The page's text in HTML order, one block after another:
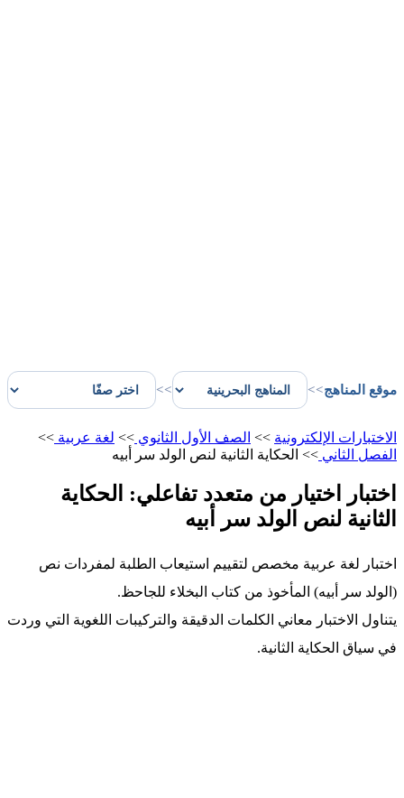
موقع المناهج>>
>>
الاختبارات الإلكترونية >> الصف الأول الثانوي >> لغة عربية >>
الفصل الثاني >> الحكاية الثانية لنص الولد سر أبيه
اختبار اختيار من متعدد تفاعلي: الحكاية
الثانية لنص الولد سر أبيه
اختبار لغة عربية مخصص لتقييم استيعاب الطلبة لمفردات نص
(الولد سر أبيه) المأخوذ من كتاب البخلاء للجاحظ.
يتناول الاختبار معاني الكلمات الدقيقة والتركيبات اللغوية التي وردت
في سياق الحكاية الثانية.